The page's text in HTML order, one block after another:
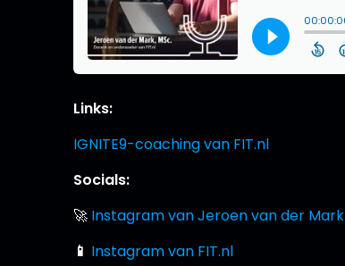
Links:
IGNITE9-coaching van FIT.nl
Socials:
🚀 Instagram van Jeroen van der Mark
📱 Instagram van FIT.nl